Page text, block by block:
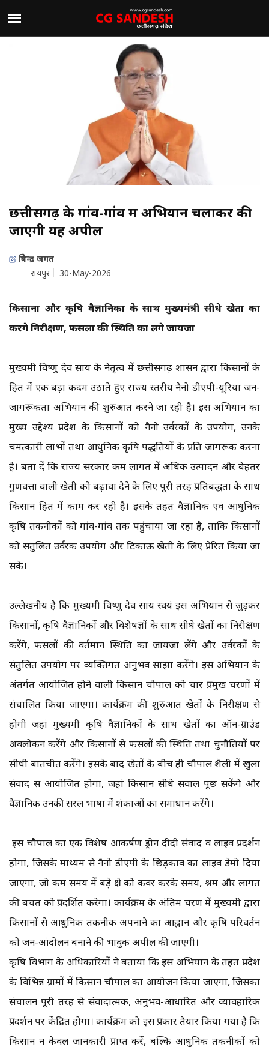
छत्तीसगढ़ के गांव-गांव में अभियान चलाकर की
जाएगी यह अपील
त्रिवेन्द्र जगत
रायपुर
30-May-2026
किसानों और कृषि वैज्ञानिकों के साथ मुख्यमंत्री सीधे खेतों का
करेंगे निरीक्षण, फसलों की स्थिति का लेंगे जायजा
मुख्यमंत्री विष्णु देव साय के नेतृत्व में छत्तीसगढ़ शासन द्वारा किसानों के
हित में एक बड़ा कदम उठाते हुए राज्य स्तरीय नैनो डीएपी-यूरिया जन-
जागरूकता अभियान की शुरुआत करने जा रही है। इस अभियान का
मुख्य उद्देश्य प्रदेश के किसानों को नैनो उर्वरकों के उपयोग, उनके
चमत्कारी लाभों तथा आधुनिक कृषि पद्धतियों के प्रति जागरूक करना
है। बता दें कि राज्य सरकार कम लागत में अधिक उत्पादन और बेहतर
गुणवत्ता वाली खेती को बढ़ावा देने के लिए पूरी तरह प्रतिबद्धता के साथ
किसान हित में काम कर रही है। इसके तहत वैज्ञानिक एवं आधुनिक
कृषि तकनीकों को गांव-गांव तक पहुंचाया जा रहा है, ताकि किसानों
को संतुलित उर्वरक उपयोग और टिकाऊ खेती के लिए प्रेरित किया जा
सके।
उल्लेखनीय है कि मुख्यमंत्री विष्णु देव साय स्वयं इस अभियान से जुड़कर
किसानों, कृषि वैज्ञानिकों और विशेषज्ञों के साथ सीधे खेतों का निरीक्षण
करेंगे, फसलों की वर्तमान स्थिति का जायजा लेंगे और उर्वरकों के
संतुलित उपयोग पर व्यक्तिगत अनुभव साझा करेंगे। इस अभियान के
अंतर्गत आयोजित होने वाली किसान चौपाल को चार प्रमुख चरणों में
संचालित किया जाएगा। कार्यक्रम की शुरुआत खेतों के निरीक्षण से
होगी जहां मुख्यमंत्री कृषि वैज्ञानिकों के साथ खेतों का ऑन-ग्राउंड
अवलोकन करेंगे और किसानों से फसलों की स्थिति तथा चुनौतियों पर
सीधी बातचीत करेंगे। इसके बाद खेतों के बीच ही चौपाल शैली में खुला
संवाद सत्र आयोजित होगा, जहां किसान सीधे सवाल पूछ सकेंगे और
वैज्ञानिक उनकी सरल भाषा में शंकाओं का समाधान करेंगे।
इस चौपाल का एक विशेष आकर्षण ड्रोन दीदी संवाद व लाइव प्रदर्शन
होगा, जिसके माध्यम से नैनो डीएपी के छिड़काव का लाइव डेमो दिया
जाएगा, जो कम समय में बड़े क्षेत्र को कवर करके समय, श्रम और लागत
की बचत को प्रदर्शित करेगा। कार्यक्रम के अंतिम चरण में मुख्यमंत्री द्वारा
किसानों से आधुनिक तकनीक अपनाने का आह्वान और कृषि परिवर्तन
को जन-आंदोलन बनाने की भावुक अपील की जाएगी।
कृषि विभाग के अधिकारियों ने बताया कि इस अभियान के तहत प्रदेश
के विभिन्न ग्रामों में किसान चौपाल का आयोजन किया जाएगा, जिसका
संचालन पूरी तरह से संवादात्मक, अनुभव-आधारित और व्यावहारिक
प्रदर्शन पर केंद्रित होगा। कार्यक्रम को इस प्रकार तैयार किया गया है कि
किसान न केवल जानकारी प्राप्त करें, बल्कि आधुनिक तकनीकों को